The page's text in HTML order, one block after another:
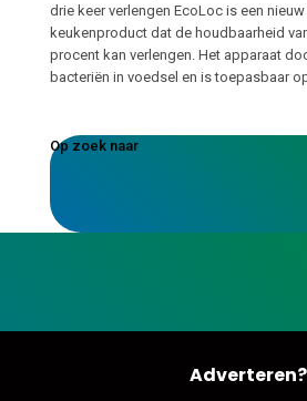
drie keer verlengen EcoLoc is een
keukenproduct dat de houdbaarheid
procent kan verlengen. Het apparaat
bacteriën in voedsel en is toepasbaar op
Op zoek naar
Adverteren?